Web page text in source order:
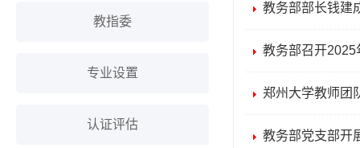
教指委
专业设置
认证评估
教务部部长钱建
教务部召开
郑州大学教师团
教务部党支部开